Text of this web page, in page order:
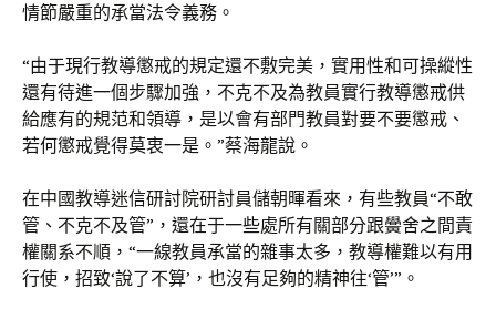
情節嚴重的承當法令義務。
“由于現行教導懲戒的規定還不敷完美，實用性和可操縱性
還有待進一個步驟加強，不克不及為教員實行教導懲戒供
給應有的規范和領導，是以會有部門教員對要不要懲戒、
若何懲戒覺得莫衷一是。”蔡海龍說。
在中國教導迷信研討院研討員儲朝暉看來，有些教員“不敢
管、不克不及管”，還在于一些處所有關部分跟黌舍之間責
權關系不順，“一線教員承當的雜事太多，教導權難以有用
行使，招致‘說了不算’，也沒有足夠的精神往‘管’”。